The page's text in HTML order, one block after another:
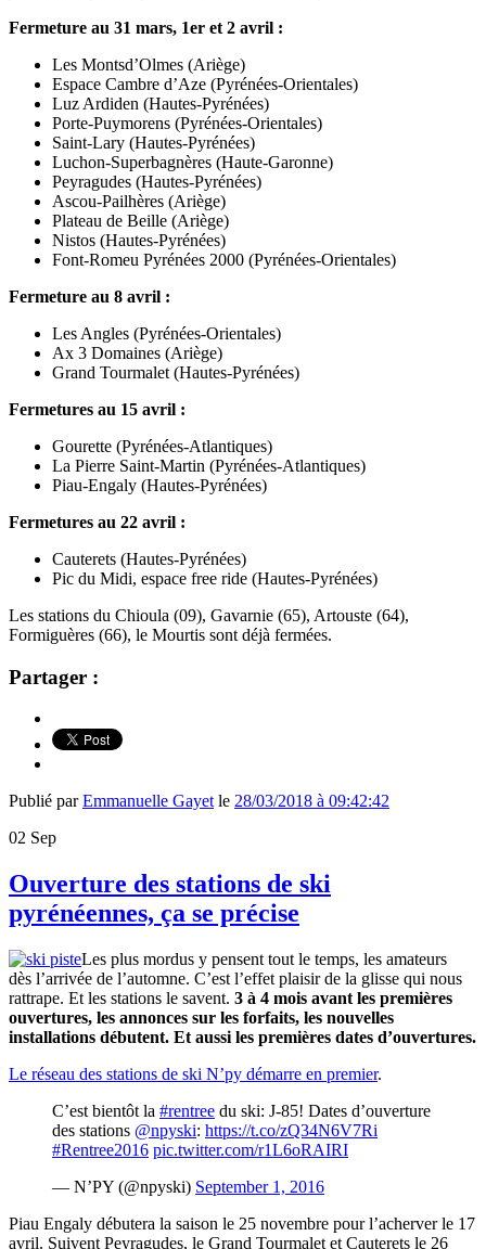
Fermeture au 31 mars, 1er et 2 avril :
Les Montsd’Olmes (Ariège)
Espace Cambre d’Aze (Pyrénées-Orientales)
Luz Ardiden (Hautes-Pyrénées)
Porte-Puymorens (Pyrénées-Orientales)
Saint-Lary (Hautes-Pyrénées)
Luchon-Superbagnères (Haute-Garonne)
Peyragudes (Hautes-Pyrénées)
Ascou-Pailhères (Ariège)
Plateau de Beille (Ariège)
Nistos (Hautes-Pyrénées)
Font-Romeu Pyrénées 2000 (Pyrénées-Orientales)
Fermeture au 8 avril :
Les Angles (Pyrénées-Orientales)
Ax 3 Domaines (Ariège)
Grand Tourmalet (Hautes-Pyrénées)
Fermetures au 15 avril :
Gourette (Pyrénées-Atlantiques)
La Pierre Saint-Martin (Pyrénées-Atlantiques)
Piau-Engaly (Hautes-Pyrénées)
Fermetures au 22 avril :
Cauterets (Hautes-Pyrénées)
Pic du Midi, espace free ride (Hautes-Pyrénées)
Les stations du Chioula (09), Gavarnie (65), Artouste (64),
Formiguères (66), le Mourtis sont déjà fermées.
Partager :
Publié parEmmanuelle Gayet le 28/03/2018 à 09:42:42
02 Sep
Ouverture des stations de ski
pyrénéennes, ça se précise
Les plus mordus y pensent tout le temps, les amateurs
dès l’arrivée de l’automne. C’est l’effet plaisir de la glisse qui nous
rattrape. Et les stations le savent. 3 à 4 mois avant les premières
ouvertures, les annonces sur les forfaits, les nouvelles
installations débutent. Et aussi les premières dates d’ouvertures.
Le réseau des stations de ski N’py démarre en premier.
C’est bientôt la #rentree du ski: J-85! Dates d’ouverture
des stations @npyski: https://t.co/zQ34N6V7Ri
#Rentree2016 pic.twitter.com/r1L6oRAIRI
— N’PY (@npyski) September 1, 2016
Piau Engaly débutera la saison le 25 novembre pour l’acherver le 17
avril. Suivent Peyragudes, le Grand Tourmalet et Cauterets le 26